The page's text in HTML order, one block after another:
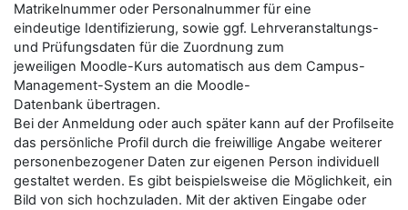
Matrikelnummer oder Personalnummer für eine
eindeutige Identifizierung, sowie ggf. Lehrveranstaltungs-
und Prüfungsdaten für die Zuordnung zum
jeweiligen Moodle-Kurs automatisch aus dem Campus-
Management-System an die Moodle-
Datenbank übertragen.
Bei der Anmeldung oder auch später kann auf der Profilseite
das persönliche Profil durch die freiwillige Angabe weiterer
personenbezogener Daten zur eigenen Person individuell
gestaltet werden. Es gibt beispielsweise die Möglichkeit, ein
Bild von sich hochzuladen. Mit der aktiven Eingabe oder